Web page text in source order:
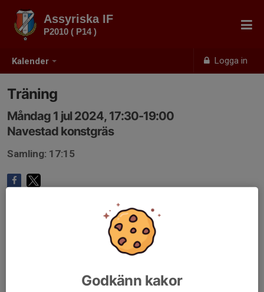
Kalender Logga in
Assyriska IF
P2010 ( P14 )
Träning
Måndag 1 jul 2024, 17:30-19:00
Navestad konstgräs
Samling: 17:15
Godkänn kakor